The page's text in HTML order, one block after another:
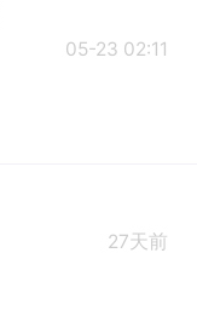
05-23 02:11
27天前